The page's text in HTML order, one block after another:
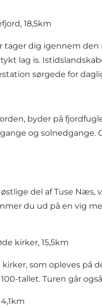
18,5km
tager dig igennem
lag is.
sørgede for
byder på
og solnedgange.
del af Tuse
du ud på en vig
kirker, 15,5km
som opleves på
tallet. Turen går